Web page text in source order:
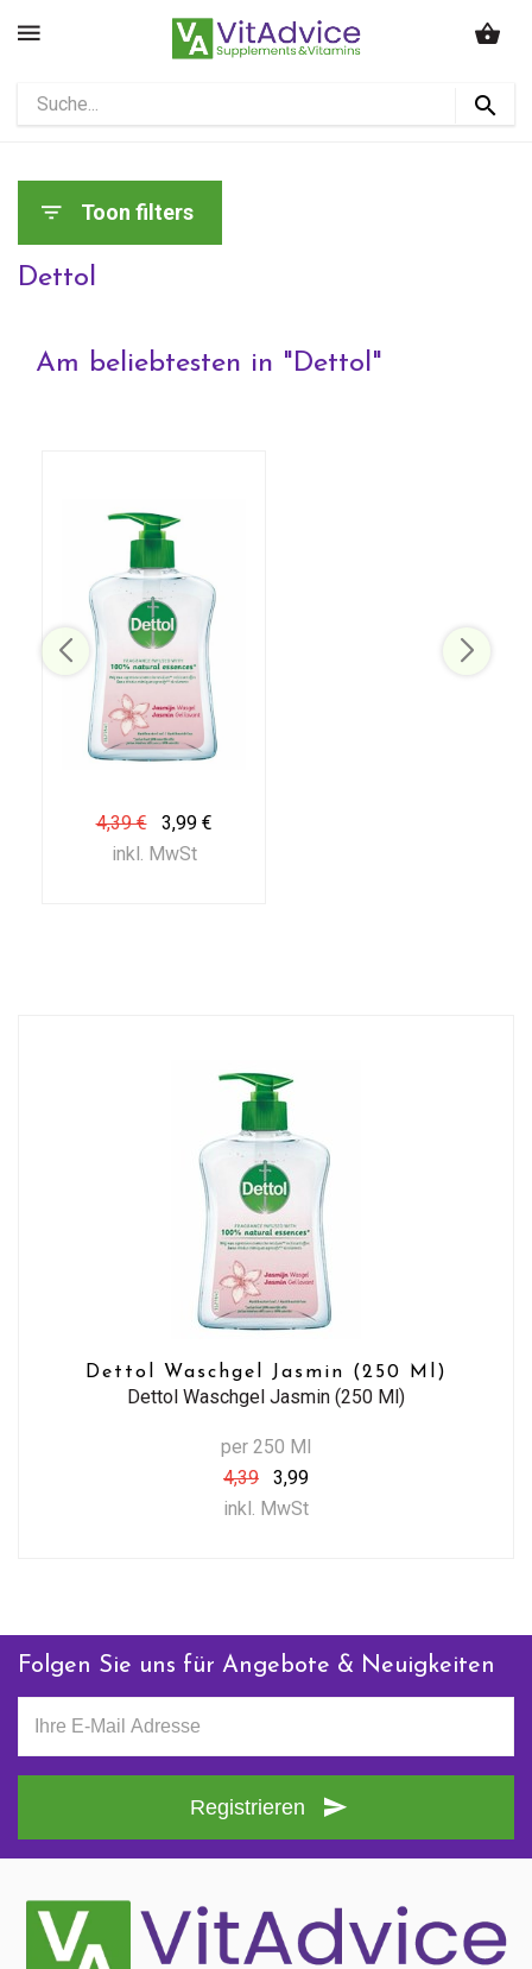
Toon filters
Dettol
Am beliebtesten in "Dettol"
4,39 €
3,99 €
inkl. MwSt
Dettol Waschgel Jasmin (250 Ml)
Dettol Waschgel Jasmin (250 Ml)
per 250 Ml
4,39
3,99
inkl. MwSt
Folgen Sie uns für Angebote & Neuigkeiten
Registrieren